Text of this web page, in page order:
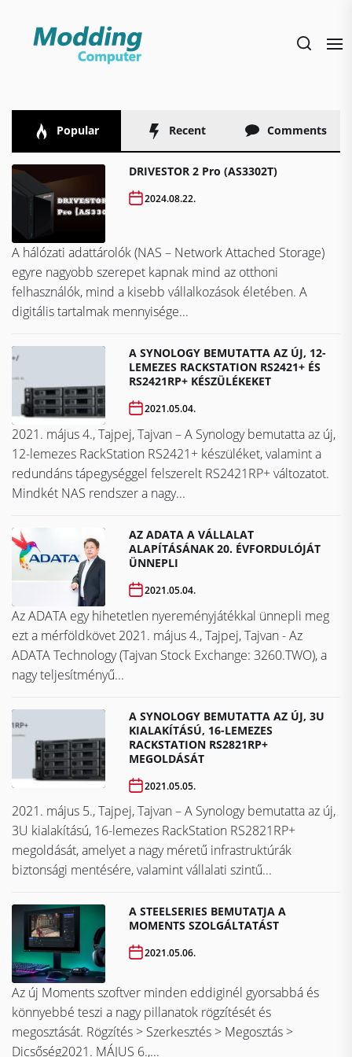
Popular Recent Comments
DRIVESTOR 2 Pro (AS3302T)
2024.08.22.
A hálózati adattárolók (NAS – Network Attached Storage)
egyre nagyobb szerepet kapnak mind az otthoni
felhasználók, mind a kisebb vállalkozások életében. A
digitális tartalmak mennyisége...
A SYNOLOGY BEMUTATTA AZ ÚJ, 12-
LEMEZES RACKSTATION RS2421+ ÉS
RS2421RP+ KÉSZÜLÉKEKET
2021.05.04.
2021. május 4., Tajpej, Tajvan – A Synology bemutatta az új,
12-lemezes RackStation RS2421+ készüléket, valamint a
redundáns tápegységgel felszerelt RS2421RP+ változatot.
Mindkét NAS rendszer a nagy...
AZ ADATA A VÁLLALAT
ALAPÍTÁSÁNAK 20. ÉVFORDULÓJÁT
ÜNNEPLI
2021.05.04.
Az ADATA egy hihetetlen nyereményjátékkal ünnepli meg
ezt a mérföldkövet ​​​​​​​2021. május 4., Tajpej, Tajvan - Az
ADATA Technology (Tajvan Stock Exchange: 3260.TWO), a
nagy teljesítményű...
A SYNOLOGY BEMUTATTA AZ ÚJ, 3U
KIALAKÍTÁSÚ, 16-LEMEZES
RACKSTATION RS2821RP+
MEGOLDÁSÁT
2021.05.05.
2021. május 5., Tajpej, Tajvan – A Synology bemutatta az új,
3U kialakítású, 16-lemezes RackStation RS2821RP+
megoldását, amelyet a nagy méretű infrastruktúrák
biztonsági mentésére, valamint vállalati szintű...
A STEELSERIES BEMUTATJA A
MOMENTS SZOLGÁLTATÁST
2021.05.06.
Az új Moments szoftver minden eddiginél gyorsabbá és
könnyebbé teszi a nagy pillanatok rögzítését és
megosztását. Rögzítés > Szerkesztés > Megosztás >
Dicsőség2021. MÁJUS 6.,...